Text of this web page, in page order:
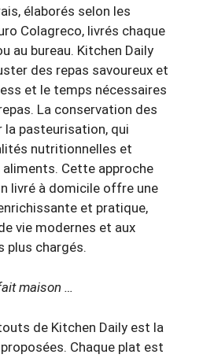
élaborés selon les
Colagreco, livrés chaque
au bureau. Kitchen Daily
des repas savoureux et
et le temps nécessaires
La conservation des
la pasteurisation, qui
nutritionnelles et
Cette approche
livré à domicile offre une
et pratique,
vie modernes et aux
plus chargés.
maison …
de Kitchen Daily est la
Chaque plat est